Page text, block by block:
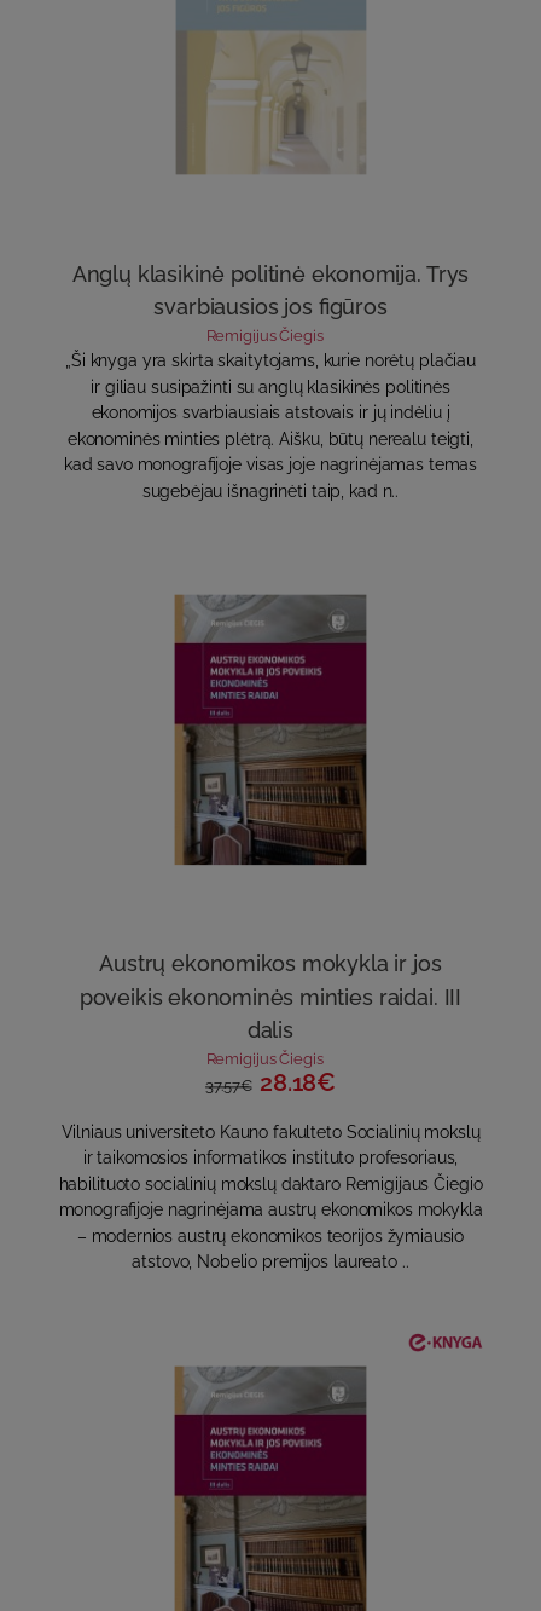
Anglų klasikinė politinė ekonomija. Trys
svarbiausios jos figūros
Remigijus Čiegis
„Ši knyga yra skirta skaitytojams, kurie norėtų plačiau
ir giliau susipažinti su anglų klasikinės politinės
ekonomijos svarbiausiais atstovais ir jų indėliu į
ekonominės minties plėtrą. Aišku, būtų nerealu teigti,
kad savo monografijoje visas joje nagrinėjamas temas
sugebėjau išnagrinėti taip, kad n..
Austrų ekonomikos mokykla ir jos
poveikis ekonominės minties raidai. III
dalis
Remigijus Čiegis
37.57€ 28.18€
Vilniaus universiteto Kauno fakulteto Socialinių mokslų
ir taikomosios informatikos instituto profesoriaus,
habilituoto socialinių mokslų daktaro Remigijaus Čiegio
monografijoje nagrinėjama austrų ekonomikos mokykla
– modernios austrų ekonomikos teorijos žymiausio
atstovo, Nobelio premijos laureato ..